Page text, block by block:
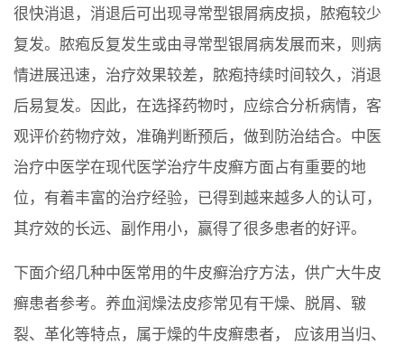
很快消退，消退后可出现寻常型银屑病皮损，脓疱较少
复发。脓疱反复发生或由寻常型银屑病发展而来，则病
情进展迅速，治疗效果较差，脓疱持续时间较久，消退
后易复发。因此，在选择药物时，应综合分析病情，客
观评价药物疗效，准确判断预后，做到防治结合。中医
治疗中医学在现代医学治疗牛皮癣方面占有重要的地
位，有着丰富的治疗经验，已得到越来越多人的认可，
其疗效的长远、副作用小，赢得了很多患者的好评。
下面介绍几种中医常用的牛皮癣治疗方法，供广大牛皮
癣患者参考。养血润燥法皮疹常见有干燥、脱屑、皲
裂、革化等特点，属于燥的牛皮癣患者， 应该用当归、